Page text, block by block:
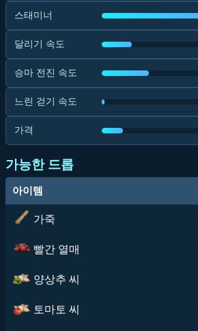
스태미너
달리기 속도
승마 전진 속도
느린 걷기 속도
가격
가능한 드롭
아이템
가죽
빨간 열매
양상추 씨
토마토 씨